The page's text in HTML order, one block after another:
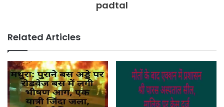
padtal
Related Articles